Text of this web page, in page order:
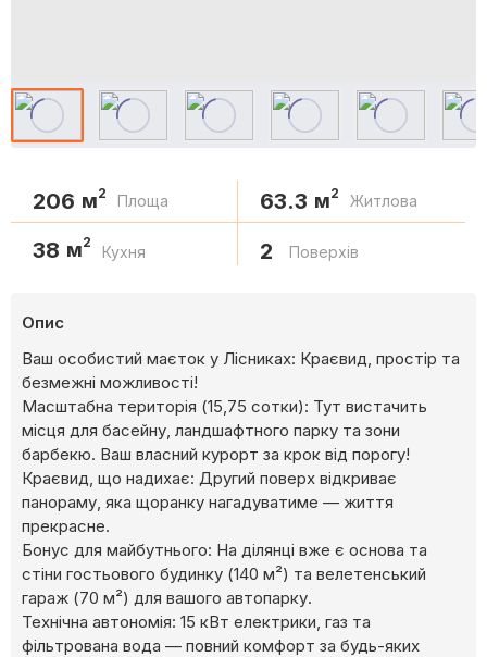
206 м2 Площа 63.3 м2 Житлова
38 м2
Кухня 2 Поверхів
Опис
Ваш особистий маєток у Лісниках: Краєвид, простір та
безмежні можливості!
Масштабна територія (15,75 сотки): Тут вистачить
місця для басейну, ландшафтного парку та зони
барбекю. Ваш власний курорт за крок від порогу!
Краєвид, що надихає: Другий поверх відкриває
панораму, яка щоранку нагадуватиме — життя
прекрасне.
Бонус для майбутнього: На ділянці вже є основа та
стіни гостьового будинку (140 м²) та велетенський
гараж (70 м²) для вашого автопарку.
Технічна автономія: 15 кВт електрики, газ та
фільтрована вода — повний комфорт за будь-яких